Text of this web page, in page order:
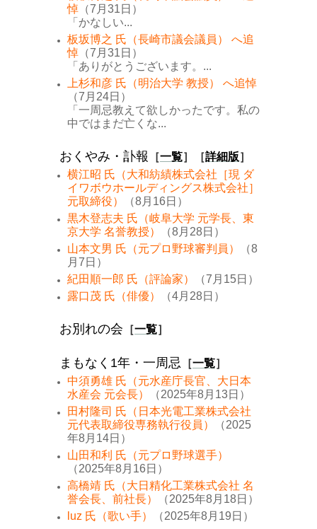
悼 （7月31日）
「かなしい...
板坂博之 氏（長崎市議会議員） へ追
悼 （7月31日）
「ありがとうございます。...
上杉和彦 氏（明治大学 教授） へ追悼
（7月24日）
「一周忌教えて欲しかったです。私の
中ではまだ亡くな...
おくやみ・訃報 ［一覧］［詳細版］
横江昭 氏（大和紡績株式会社［現 ダ
イワボウホールディングス株式会社］
元取締役）
（8月16日）
黒木登志夫 氏（岐阜大学 元学長、東
京大学 名誉教授）
（8月28日）
山本文男 氏（元プロ野球審判員）
（8
月7日）
紀田順一郎 氏（評論家）
（7月15日）
露口茂 氏（俳優）
（4月28日）
お別れの会 ［一覧］
まもなく1年・一周忌 ［一覧］
中須勇雄 氏（元水産庁長官、大日本
水産会 元会長）
（2025年8月13日）
田村隆司 氏（日本光電工業株式会社
元代表取締役専務執行役員）
（2025
年8月14日）
山田和利 氏（元プロ野球選手）
（2025年8月16日）
高橋靖 氏（大日精化工業株式会社 名
誉会長、前社長）
（2025年8月18日）
luz 氏（歌い手）
（2025年8月19日）